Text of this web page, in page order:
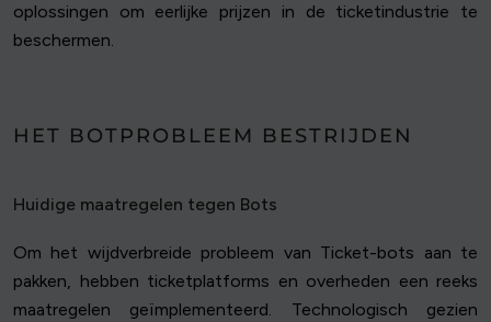
oplossingen om eerlijke prijzen in de ticketindustrie te
beschermen.
HET BOTPROBLEEM BESTRIJDEN
Huidige maatregelen tegen Bots
Om het wijdverbreide probleem van Ticket-bots aan te
pakken, hebben ticketplatforms en overheden een reeks
maatregelen geïmplementeerd. Technologisch gezien